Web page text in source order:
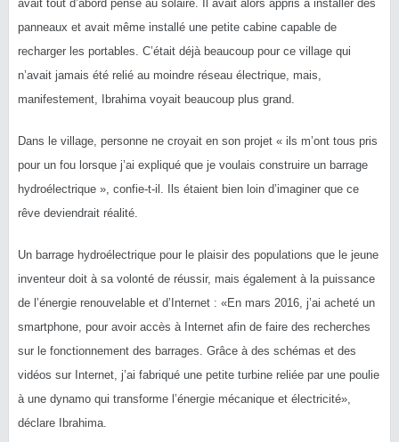
avait tout d’abord pensé au solaire. Il avait alors appris à installer des
panneaux et avait même installé une petite cabine capable de
recharger les portables. C’était déjà beaucoup pour ce village qui
n’avait jamais été relié au moindre réseau électrique, mais,
manifestement, Ibrahima voyait beaucoup plus grand.
Dans le village, personne ne croyait en son projet « ils m’ont tous pris
pour un fou lorsque j’ai expliqué que je voulais construire un barrage
hydroélectrique », confie-t-il. Ils étaient bien loin d’imaginer que ce
rêve deviendrait réalité.
Un barrage hydroélectrique pour le plaisir des populations que le jeune
inventeur doit à sa volonté de réussir, mais également à la puissance
de l’énergie renouvelable et d’Internet : «En mars 2016, j’ai acheté un
smartphone, pour avoir accès à Internet afin de faire des recherches
sur le fonctionnement des barrages. Grâce à des schémas et des
vidéos sur Internet, j’ai fabriqué une petite turbine reliée par une poulie
à une dynamo qui transforme l’énergie mécanique et électricité»,
déclare Ibrahima.